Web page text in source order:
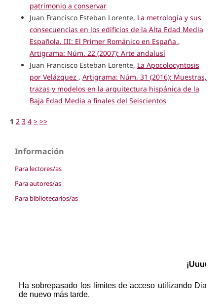
patrimonio a conservar
Juan Francisco Esteban Lorente, La metrología y sus
consecuencias en los edificios de la Alta Edad Media
Española. III: El Primer Románico en España ,
Artigrama: Núm. 22 (2007): Arte andalusí
Juan Francisco Esteban Lorente, La Apocolocyntosis
por Velázquez , Artigrama: Núm. 31 (2016): Muestras,
trazas y modelos en la arquitectura hispánica de la
Baja Edad Media a finales del Seiscientos
1 2 3 4 > >>
Información
Para lectores/as
Para autores/as
Para bibliotecarios/as